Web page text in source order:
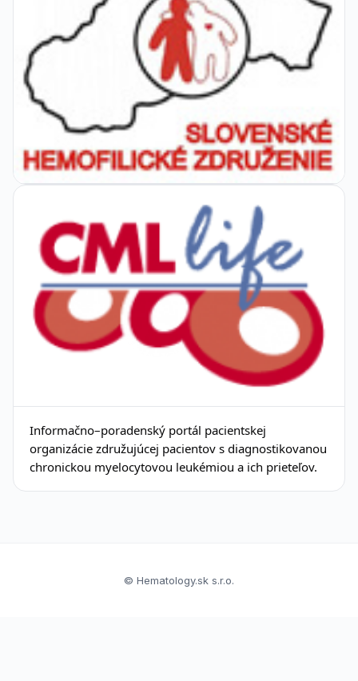
Informačno–poradenský portál pacientskej
organizácie združujúcej pacientov s diagnostikovanou
chronickou myelocytovou leukémiou a ich prieteľov.
© Hematology.sk s.r.o.